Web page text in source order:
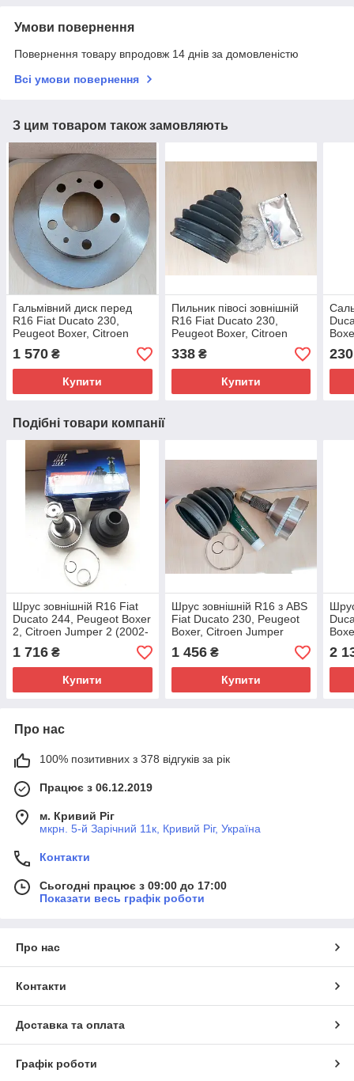
Умови повернення
Повернення товару впродовж 14 днів за домовленістю
Всі умови повернення
З цим товаром також замовляють
Гальмівний диск перед
R16 Fiat Ducato 230,
Peugeot Boxer, Citroen
Jumper (94-02),
1341045080, 4249H9
1 570 ₴
Купити
Пильник півосі зовнішній
R16 Fiat Ducato 230,
Peugeot Boxer, Citroen
Jumper (1994-2002),
9464383688, 3293A2
338₴
Купити
02)
230
Подібні товари компанії
Шрус зовнішній R16 Fiat
Ducato 244, Peugeot Boxer
2, Citroen Jumper 2 (2002-
9567582280
1 716 ₴
Купити
Шрус зовнішній R16 з ABS
Fiat Ducato 230, Peugeot
Boxer, Citroen Jumper
(1994-2002), 9566722380,
9567582280
1 456₴
Купити
2
Про нас
100% позитивних з 378 відгуків за рік
Працює з 06.12.2019
м. Кривий Ріг
мкрн. 5-й Зарічний 11к, Кривий Ріг, Україна
Контакти
Сьогодні працює з 09:00 до 17:00
Показати весь графік роботи
Про нас
Контакти
Доставка та оплата
Графік роботи